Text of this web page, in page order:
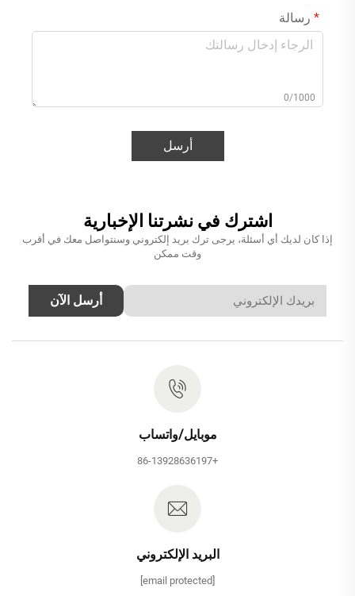
رسالة
0/1000
أرسل
اشترك في نشرتنا الإخبارية
إذا كان لديك أي أسئلة، يرجى ترك بريد إلكتروني وسنتواصل معك في أقرب
وقت ممكن
أرسل الآن
موبايل/واتساب
+86-13928636197
البريد الإلكتروني